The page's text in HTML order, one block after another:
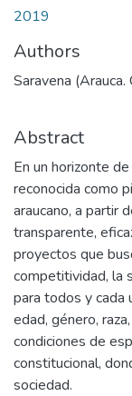
2019
Authors
Saravena
Abstract
En un horizonte
reconocida como
araucano, a partir
transparente,
proyectos que
competitividad, la
para todos y cada
edad, género,
condiciones de
constitucional,
sociedad.